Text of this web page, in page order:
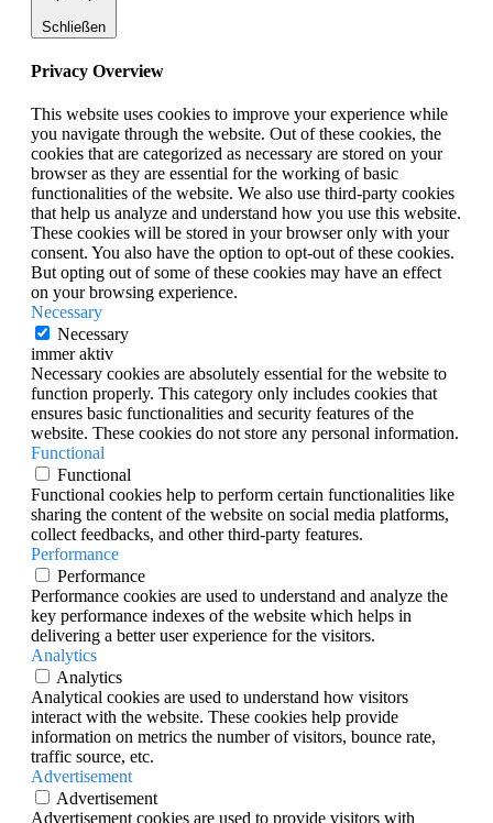
Schließen
Privacy Overview
This website uses cookies to improve your experience while
you navigate through the website. Out of these cookies, the
cookies that are categorized as necessary are stored on your
browser as they are essential for the working of basic
functionalities of the website. We also use third-party cookies
that help us analyze and understand how you use this website.
These cookies will be stored in your browser only with your
consent. You also have the option to opt-out of these cookies.
But opting out of some of these cookies may have an effect
on your browsing experience.
Necessary
Necessary
immer aktiv
Necessary cookies are absolutely essential for the website to
function properly. This category only includes cookies that
ensures basic functionalities and security features of the
website. These cookies do not store any personal information.
Functional
Functional
Functional cookies help to perform certain functionalities like
sharing the content of the website on social media platforms,
collect feedbacks, and other third-party features.
Performance
Performance
Performance cookies are used to understand and analyze the
key performance indexes of the website which helps in
delivering a better user experience for the visitors.
Analytics
Analytics
Analytical cookies are used to understand how visitors
interact with the website. These cookies help provide
information on metrics the number of visitors, bounce rate,
traffic source, etc.
Advertisement
Advertisement
Advertisement cookies are used to provide visitors with